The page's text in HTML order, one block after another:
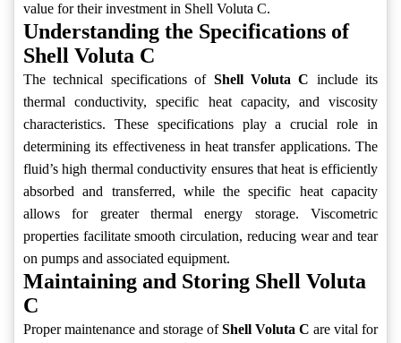
value for their investment in Shell Voluta C.
Understanding the Specifications of
Shell Voluta C
The technical specifications of Shell Voluta C include its
thermal conductivity, specific heat capacity, and viscosity
characteristics. These specifications play a crucial role in
determining its effectiveness in heat transfer applications. The
fluid’s high thermal conductivity ensures that heat is efficiently
absorbed and transferred, while the specific heat capacity
allows for greater thermal energy storage. Viscometric
properties facilitate smooth circulation, reducing wear and tear
on pumps and associated equipment.
Maintaining and Storing Shell Voluta
C
Proper maintenance and storage ofShell Voluta C are vital for